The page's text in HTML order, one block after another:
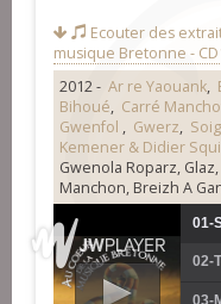
Ecouter des
musique Bretonne -
2012 - Ar re Yaouank,
Bihoué, Carré
Gwenfol , Gwerz,
Kemener & Didier
Gwenola Roparz,
Manchon, Breizh A
01-
02-